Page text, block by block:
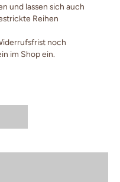
und lassen sich auch
Reihen
noch
im Shop ein.